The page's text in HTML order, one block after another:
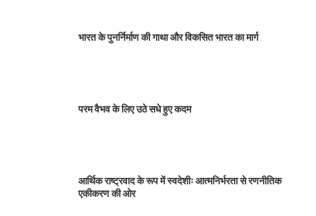
भारत के पुनर्निर्माण की गाथा और विकसित भारत का मार्ग
परम वैभव के लिए उठे सधे हुए कदम
आर्थिक राष्ट्रवाद के रूप में स्वदेशीः आत्मनिर्भरता से रणनीतिक
एकीकरण की ओर